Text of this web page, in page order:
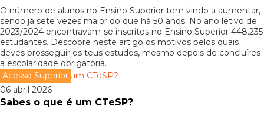
O número de alunos no Ensino Superior tem vindo a aumentar,
sendo já sete vezes maior do que há 50 anos. No ano letivo de
2023/2024 encontravam-se inscritos no Ensino Superior 448.235
estudantes. Descobre neste artigo os motivos pelos quais
deves prosseguir os teus estudos, mesmo depois de concluíres
a escolaridade obrigatória.
Acesso Superior
06 abril 2026
Sabes o que é um CTeSP?